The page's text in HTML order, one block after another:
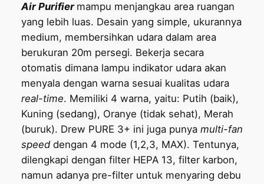
Air Purifier mampu menjangkau area ruangan
yang lebih luas. Desain yang simple, ukurannya
medium, membersihkan udara dalam area
berukuran 20m persegi. Bekerja secara
otomatis dimana lampu indikator udara akan
menyala dengan warna sesuai kualitas udara
real-time. Memiliki 4 warna, yaitu: Putih (baik),
Kuning (sedang), Oranye (tidak sehat), Merah
(buruk). Drew PURE 3+ ini juga punya multi-fan
speeddengan 4 mode (1,2,3, MAX). Tentunya,
dilengkapi dengan filter HEPA 13, filter karbon,
namun adanya pre-filter untuk menyaring debu